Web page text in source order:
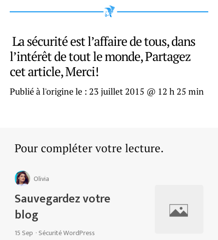
La sécurité est l’affaire de tous, dans
l’intérêt de tout le monde, Partagez
cet article, Merci!
Publié à l'origine le : 23 juillet 2015 @ 12 h 25 min
Pour compléter votre lecture.
Olivia
Sauvegardez votre
blog
15 Sep · Sécurité WordPress